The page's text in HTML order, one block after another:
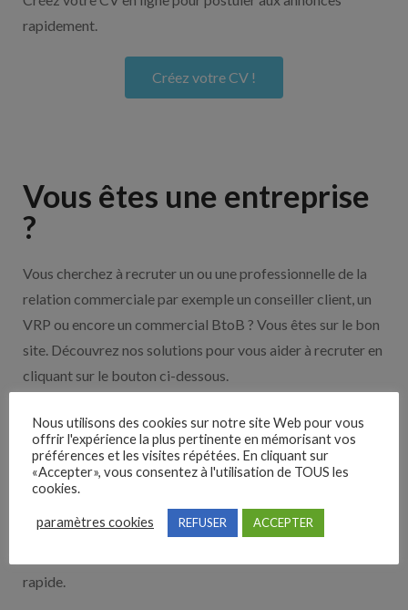
rapidement.
Créez votre CV !
Vous êtes une entreprise
?
Vous cherchez à recruter un ou une professionnelle de la
relation commerciale par exemple un conseiller client, un
VRP ou encore un commercial BtoB ? Vous êtes sur le bon
site. Découvrez nos solutions pour vous aider à recruter en
cliquant sur le bouton ci-dessous.
Nos solutions entreprises
Découvrez nos partenaires ! Moteurs de recherches,
multidiffuseurs, sites payant… nombreux sont nos
partenaires. Si vous travaillez avec un ATS nous avons
rapide.
Nous utilisons des cookies sur notre site Web pour vous
offrir l'expérience la plus pertinente en mémorisant vos
préférences et les visites répétées. En cliquant sur
«Accepter», vous consentez à l'utilisation de TOUS les
cookies.
paramètres cookies REFUSER ACCEPTER